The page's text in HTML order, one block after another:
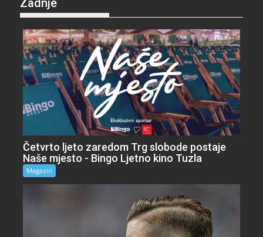
Zadnje
Četvrto ljeto zaredom Trg slobode postaje
Naše mjesto - Bingo Ljetno kino Tuzla
Magazin